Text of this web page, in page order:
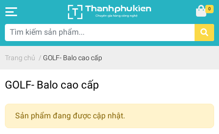
0
Trang chủ / GOLF- Balo cao cấp
GOLF- Balo cao cấp
Sản phẩm đang được cập nhật.